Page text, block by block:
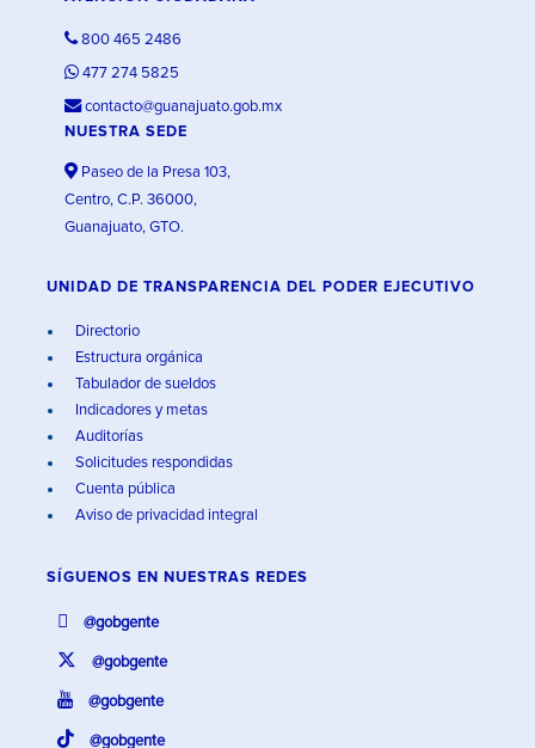
800 465 2486
477 274 5825
contacto@guanajuato.gob.mx
NUESTRA SEDE
Paseo de la Presa 103,
Centro, C.P. 36000,
Guanajuato, GTO.
UNIDAD DE TRANSPARENCIA DEL PODER EJECUTIVO
Directorio
Estructura orgánica
Tabulador de sueldos
Indicadores y metas
Auditorías
Solicitudes respondidas
Cuenta pública
Aviso de privacidad integral
SÍGUENOS EN NUESTRAS REDES
@gobgente
@gobgente
@gobgente
@gobgente